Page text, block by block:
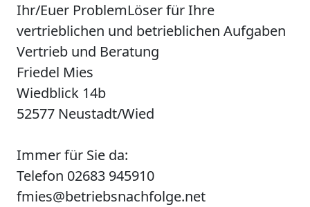
Ihr/Euer ProblemLöser für Ihre
vertrieblichen und betrieblichen Aufgaben
Vertrieb und Beratung
Friedel Mies
Wiedblick 14b
52577 Neustadt/Wied
Immer für Sie da:
Telefon 02683 945910
fmies@betriebsnachfolge.net